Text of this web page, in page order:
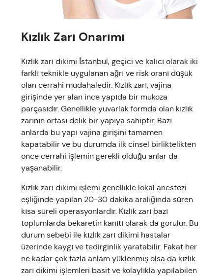
Kızlık Zarı Onarımı
Kızlık zarı dikimi İstanbul, geçici ve kalıcı olarak iki
farklı teknikle uygulanan ağrı ve risk oranı düşük
olan cerrahi müdahaledir. Kızlık zarı, vajina
girişinde yer alan ince yapıda bir mukoza
parçasıdır. Genellikle yuvarlak formda olan kızlık
zarının ortası delik bir yapıya sahiptir. Bazı
anlarda bu yapı vajina girişini tamamen
kapatabilir ve bu durumda ilk cinsel birliktelikten
önce cerrahi işlemin gerekli olduğu anlar da
yaşanabilir.
Kızlık zarı dikimi işlemi genellikle lokal anestezi
eşliğinde yapılan 20-30 dakika aralığında süren
kısa süreli operasyonlardır. Kızlık zarı bazı
toplumlarda bekaretin kanıtı olarak da görülür. Bu
durum sebebi ile kızlık zarı dikimi hastalar
üzerinde kaygı ve tedirginlik yaratabilir. Fakat her
ne kadar çok fazla anlam yüklenmiş olsa da kızlık
zarı dikimi işlemleri basit ve kolaylıkla yapılabilen